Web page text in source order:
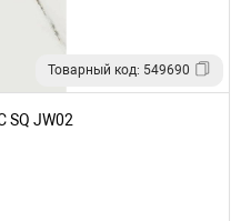
Товарный код: 549690
SQ JW02